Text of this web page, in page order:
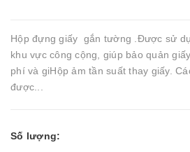
Hộp đựng giấy gắn tường .Được sử
khu vực công cộng, giúp bảo quản
phí và giHộp ảm tần suất thay giấy.
được...
Số lượng: